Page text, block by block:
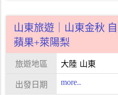
山東旅遊｜山東金秋
蘋果+萊陽梨
大陸 山東
more..